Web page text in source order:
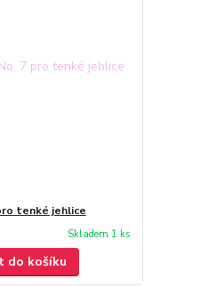
tenké jehlice
Skladem 1 ks
do košíku